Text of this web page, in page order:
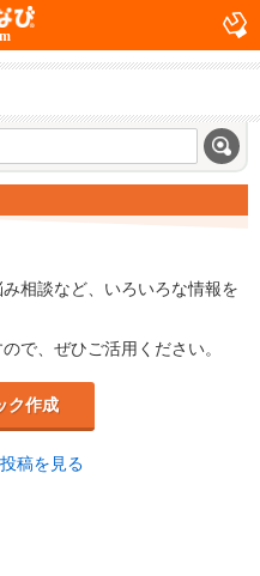
相談など、いろいろな情報を
で、ぜひご活用ください。
ク作成
稿を見る